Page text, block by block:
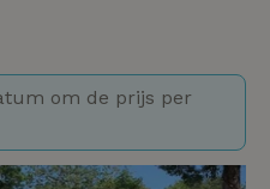
om de prijs per